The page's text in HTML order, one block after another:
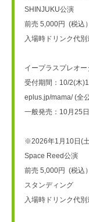
SHINJUKU公演
前売 5,000円  (税込
入場時ドリンク代
イープラスプレオー
受付期間：10/2(木
eplus.jp/mama/ (全
一般発売：10月25
※2026年1月10日(
Space Reed公演
前売 5,000円  (税込）
スタンディング
入場時ドリンク代